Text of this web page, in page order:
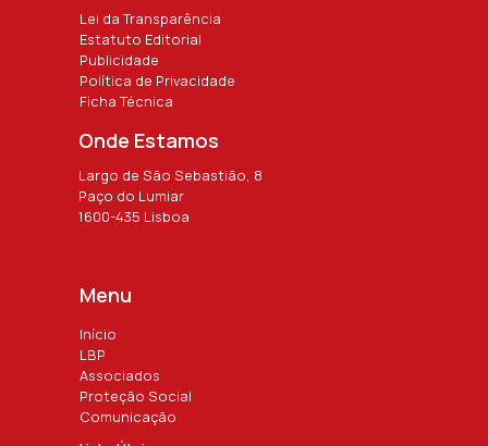
Lei da Transparência
Estatuto Editorial
Publicidade
Política de Privacidade
Ficha Técnica
Onde Estamos
Largo de São Sebastião, 8
Paço do Lumiar
1600-435 Lisboa
Menu
Início
LBP
Associados
Proteção Social
Comunicação